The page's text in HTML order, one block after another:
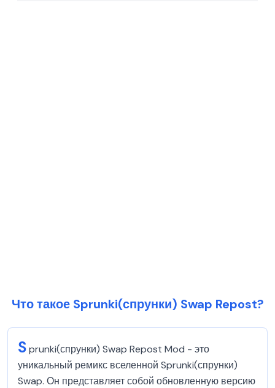
Что такое Sprunki(спрунки) Swap Repost?
Sprunki(спрунки) Swap Repost Mod - это
уникальный ремикс вселенной Sprunki(спрунки)
Swap. Он представляет собой обновленную версию